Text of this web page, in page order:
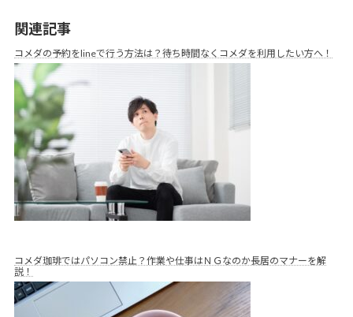
関連記事
コメダの予約をlineで行う方法は？待ち時間なくコメダを利用したい方へ！
コメダ珈琲ではパソコン禁止？作業や仕事はＮＧなのか長居のマナーを解
説！